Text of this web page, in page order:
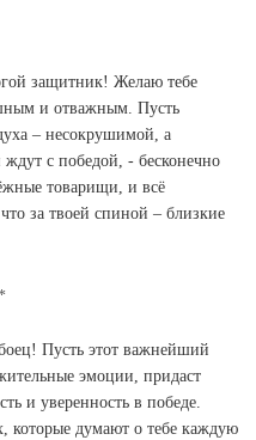
защитник! Желаю тебе
и отважным. Пусть
– несокрушимой, а
ждут с победой, - бесконечно
товарищи, и всё
за твоей спиной – близкие
Пусть этот важнейший
эмоции, придаст
и уверенность в победе.
которые думают о тебе каждую